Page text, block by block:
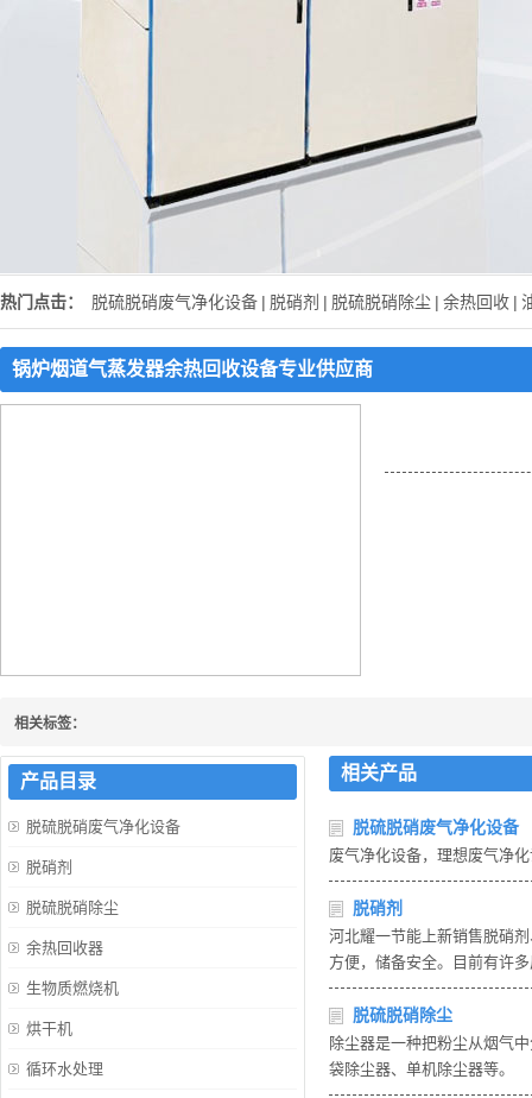
热门点击： 脱硫脱硝废气净化设备 | 脱硝剂 | 脱硫脱硝除尘 | 余热回收 |
锅炉烟道气蒸发器余热回收设备专业供应商
相关标签：
相关产品
脱硫脱硝废气净化设备
废气净化设备，理想废气净
脱硝剂
河北耀一节能上新销售脱硝
方便，储备安全。目前有许
脱硫脱硝除尘
除尘器是一种把粉尘从烟气
袋除尘器、单机除尘器等。
产品目录
脱硫脱硝废气净化设备
脱硝剂
脱硫脱硝除尘
余热回收器
生物质燃烧机
烘干机
循环水处理